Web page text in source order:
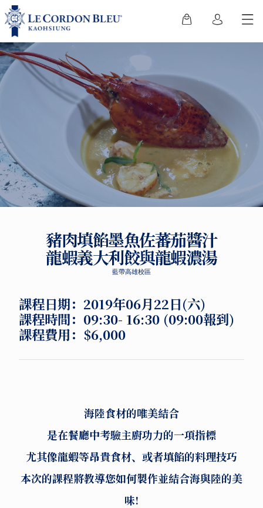
豬肉填餡墨魚佐蕃茄醬汁
龍蝦義大利餃與龍蝦濃湯
藍帶高雄校區
課程日期：2019年06月22日(六)
課程時間：09:30- 16:30 (09:00報到)
課程費用：$6,000
海陸食材的唯美結合
是在餐廳中考驗主廚功力的一項指標
尤其像龍蝦等昂貴食材、或者填餡的料理技巧
本次的課程將教導您如何製作並結合海與陸的美
味!